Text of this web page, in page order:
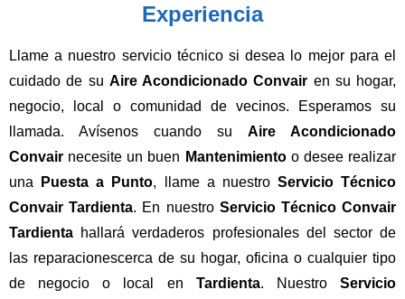
Experiencia
Llame a nuestro servicio técnico si desea lo mejor para el
cuidado de su Aire Acondicionado Convair en su hogar,
negocio, local o comunidad de vecinos. Esperamos su
llamada. Avísenos cuando su Aire Acondicionado
Convair necesite un buen Mantenimientoo desee realizar
una
Puesta a Punto, llame a nuestro Servicio Técnico
Convair Tardienta. En nuestro Servicio Técnico Convair
Tardienta hallará verdaderos profesionales del sector de
las reparacionescerca de su hogar, oficina o cualquier tipo
de negocio o local en Tardienta. NuestroServicio